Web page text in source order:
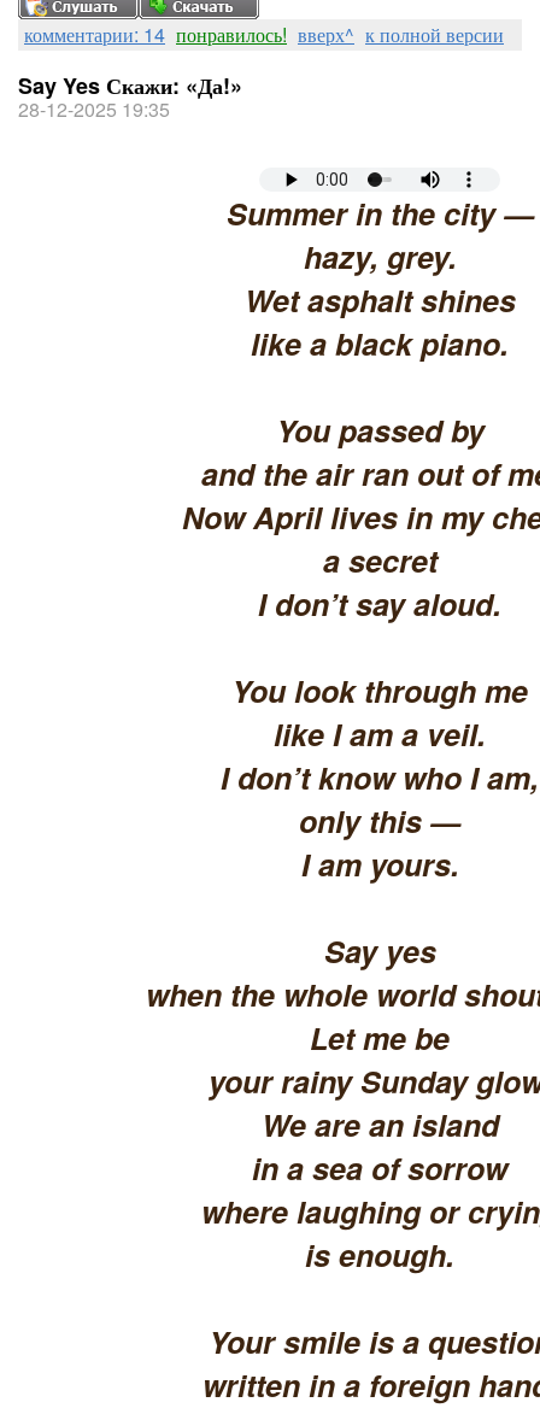
комментарии: 14 понравилось! вверх^ к полной версии
Say Yes Скажи: «Да!»
28-12-2025 19:35
Summer in the city —
hazy, grey.
Wet asphalt shines
like a black piano.
You passed by
and the air ran out of
Now April lives in my
a secret
I don’t say aloud.
You look through me
like I am a veil.
I don’t know who I am,
only this —
I am yours.
Say yes
when the whole world
Let me be
your rainy Sunday
We are an island
in a sea of sorrow
where laughing or
is enough.
Your smile is a
written in a foreign